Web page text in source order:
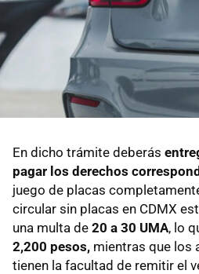
En dicho trámite deberás
pagar los derechos
juego de placas
circular sin placas en CDMX
una multa de 20 a 30 UMA, lo
2,200 pesos, mientras que los
tienen la facultad de remitir el